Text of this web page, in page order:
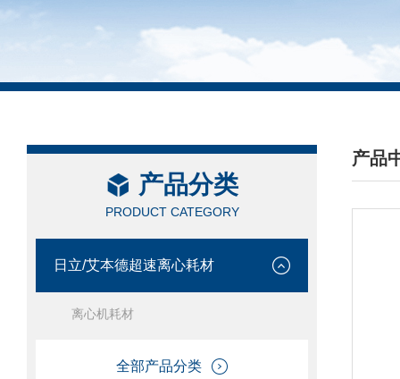
产品分类
PRODUCT CATEGORY
日立/艾本德超速离心耗材
离心机耗材
全部产品分类
产品
/